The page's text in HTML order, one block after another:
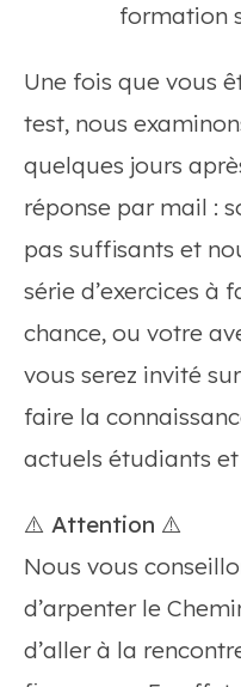
formation
Une fois que vous
test, nous
quelques jours
réponse par mail :
pas suffisants et
série d’exercices à
chance, ou votre
vous serez invité
faire la
actuels étudiants
⚠️ Attention ⚠️
Nous vous
d’arpenter le
d’aller à la